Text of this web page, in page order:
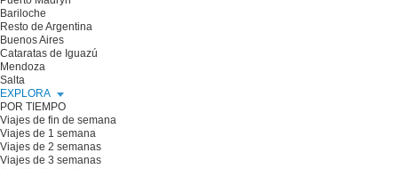
Bariloche
Resto de Argentina
Buenos Aires
Cataratas de Iguazú
Mendoza
Salta
EXPLORA
POR TIEMPO
Viajes de fin de semana
Viajes de 1 semana
Viajes de 2 semanas
Viajes de 3 semanas